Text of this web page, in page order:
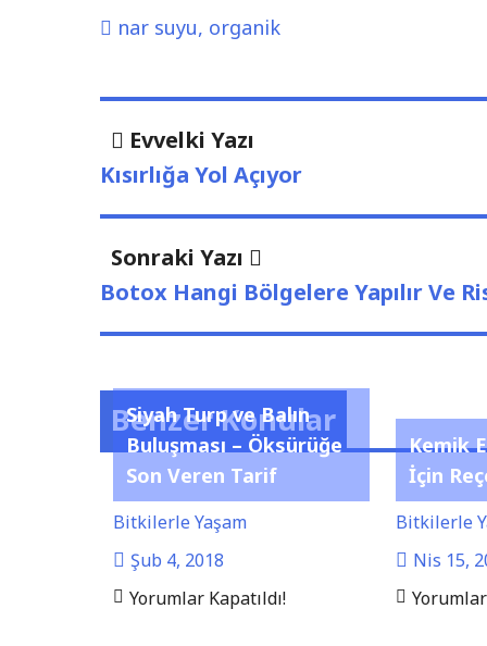
nar suyu, organik
Yazı
dolaşımı
Evvelki Yazı
Yazı
Kısırlığa Yol Açıyor
Sonraki Yazı
Yazı:
Botox Hangi Bölgelere Yapılır Ve
Benzer Konular
Siyah Turp ve Balın
Buluşması – Öksürüğe
Son Veren Tarif
Bitkilerle Yaşam
Şub 4, 2018
Yorumlar Kapatıldı!
Kemik
İçin
Bitkilerle
Nis 15,